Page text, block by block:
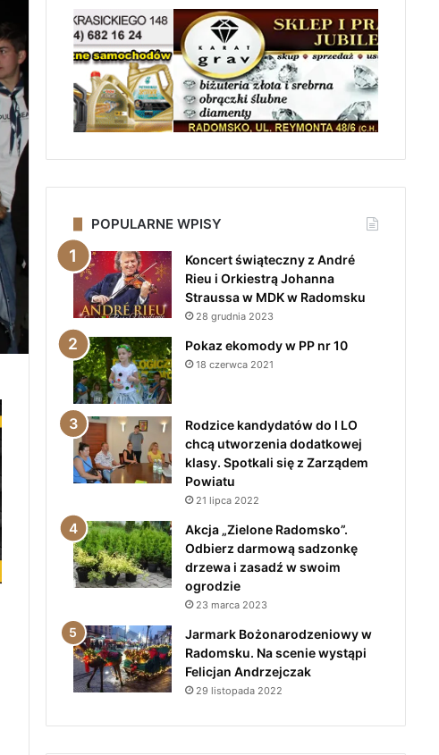
POPULARNE WPISY
Koncert świąteczny z André
Rieu i Orkiestrą Johanna
Straussa w MDK w Radomsku
28 grudnia 2023
Pokaz ekomody w PP nr 10
18 czerwca 2021
Rodzice kandydatów do I LO
chcą utworzenia dodatkowej
klasy. Spotkali się z Zarządem
Powiatu
21 lipca 2022
Akcja „Zielone Radomsko”.
Odbierz darmową sadzonkę
drzewa i zasadź w swoim
ogrodzie
23 marca 2023
Jarmark Bożonarodzeniowy w
Radomsku. Na scenie wystąpi
Felicjan Andrzejczak
29 listopada 2022